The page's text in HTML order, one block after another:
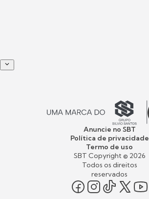
Anuncie no SBT
Política de privacidade
Termo de uso
SBT Copyright © 2026
Todos os direitos
reservados